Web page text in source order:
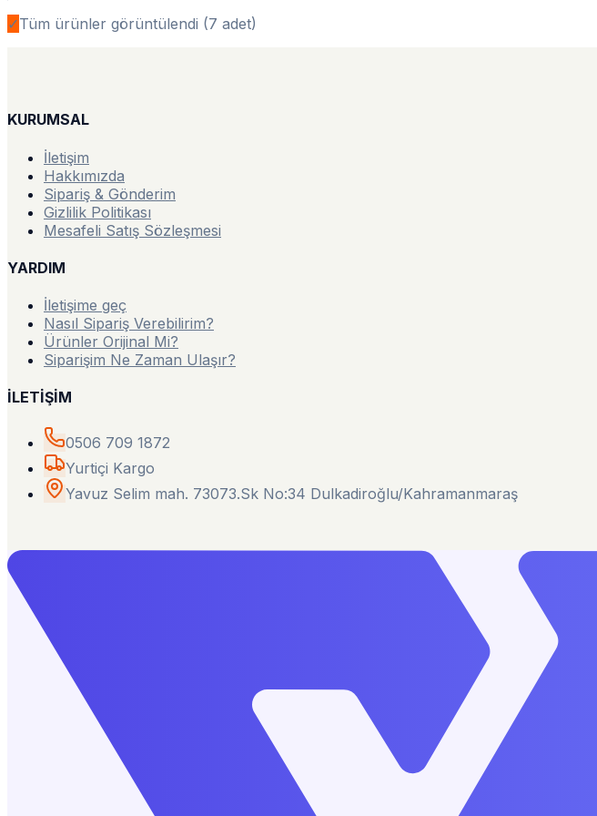
✓Tüm ürünler görüntülendi (7 adet)
KURUMSAL
İletişim
Hakkımızda
Sipariş & Gönderim
Gizlilik Politikası
Mesafeli Satış Sözleşmesi
YARDIM
İletişime geç
Nasıl Sipariş Verebilirim?
Ürünler Orijinal Mi?
Siparişim Ne Zaman Ulaşır?
İLETİŞİM
0506 709 1872
Yurtiçi Kargo
Yavuz Selim mah. 73073.Sk No:34 Dulkadiroğlu/Kahramanmaraş